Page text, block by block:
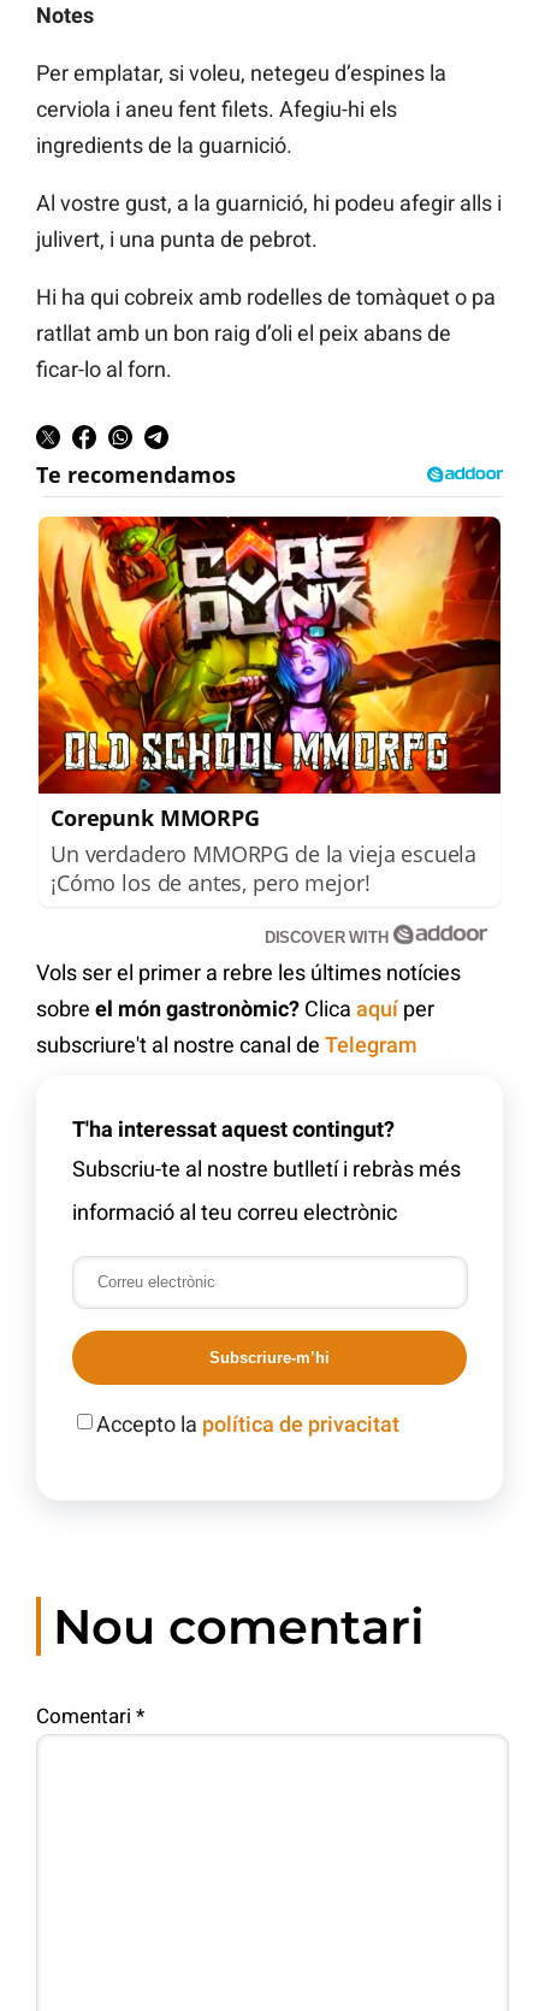
Notes
Per emplatar, si voleu, netegeu d’espines la
cerviola i aneu fent filets. Afegiu-hi els
ingredients de la guarnició.
Al vostre gust, a la guarnició, hi podeu afegir alls i
julivert, i una punta de pebrot.
Hi ha qui cobreix amb rodelles de tomàquet o pa
ratllat amb un bon raig d’oli el peix abans de
ficar-lo al forn.
Corepunk MMORPG
Un verdadero MMORPG de la vieja escuela
¡Cómo los de antes, pero mejor!
DISCOVER WITH
Vols ser el primer a rebre les últimes notícies
sobre el món gastronòmic? Clica aquíper
subscriure't al nostre canal de Telegram
T'ha interessat aquest contingut?
Subscriu-te al nostre butlletí i rebràs més
informació al teu correu electrònic
Subscriure-m’hi
Accepto la política de privacitat
Nou comentari
Comentari *